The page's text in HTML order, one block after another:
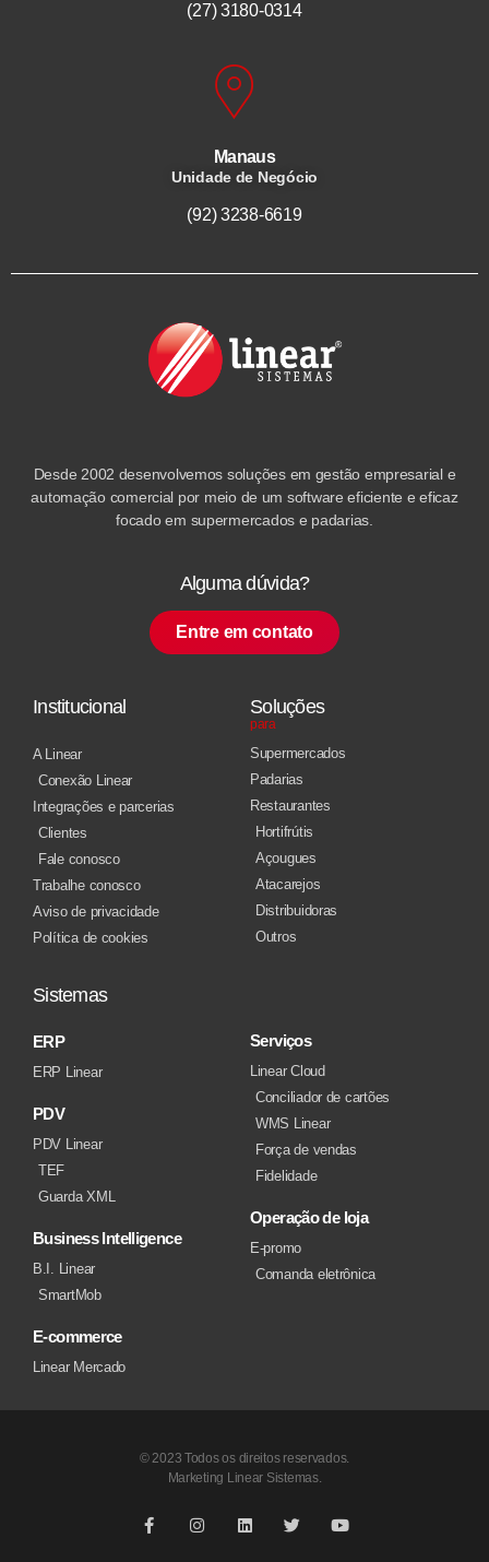
(27) 3180-0314
Manaus
Unidade de Negócio
(92) 3238-6619
Desde 2002 desenvolvemos soluções em gestão empresarial e
automação comercial por meio de um software eficiente e eficaz
focado em supermercados e padarias.
Alguma dúvida?
Entre em contato
Institucional
A Linear
Conexão Linear
Integrações e parcerias
Clientes
Fale conosco
Trabalhe conosco
Aviso de privacidade
Política de cookies
Soluções
para
Supermercados
Padarias
Restaurantes
Hortifrútis
Açougues
Atacarejos
Distribuidoras
Outros
Sistemas
ERP
ERP Linear
PDV
PDV Linear
TEF
Guarda XML
Business Intelligence
B.I. Linear
SmartMob
E-commerce
Linear Mercado
Serviços
Linear Cloud
Conciliador de cartões
WMS Linear
Força de vendas
Fidelidade
Operação de loja
E-promo
Comanda eletrônica
© 2023 Todos os direitos reservados.
Marketing Linear Sistemas.